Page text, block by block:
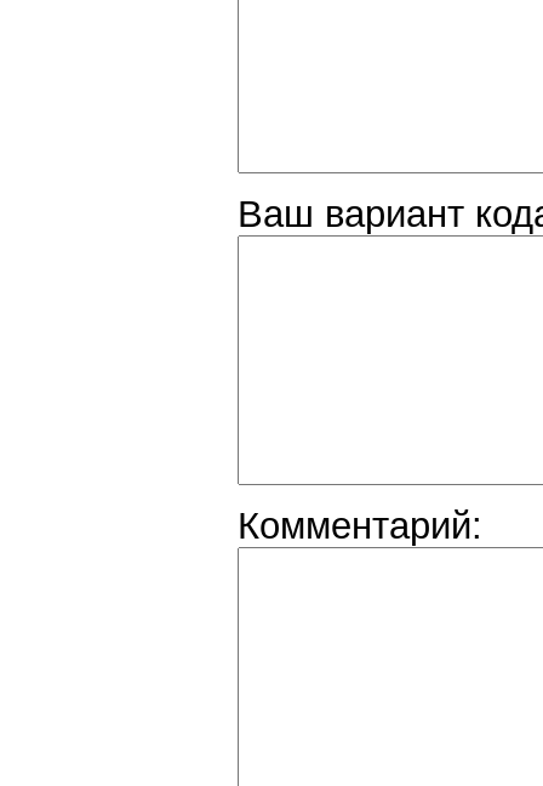
Ваш вариант
Комментарий: